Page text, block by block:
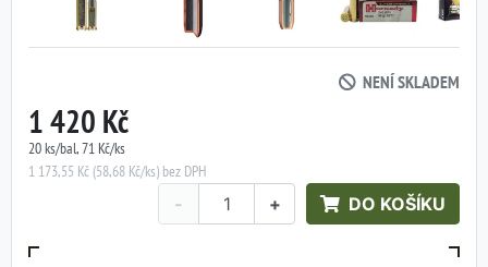
NENÍ SKLADEM
1 420 Kč
20 ks/bal, 71 Kč/ks
1 173,55 Kč (58,68 Kč/ks) bez DPH
+
- DO KOŠÍKU